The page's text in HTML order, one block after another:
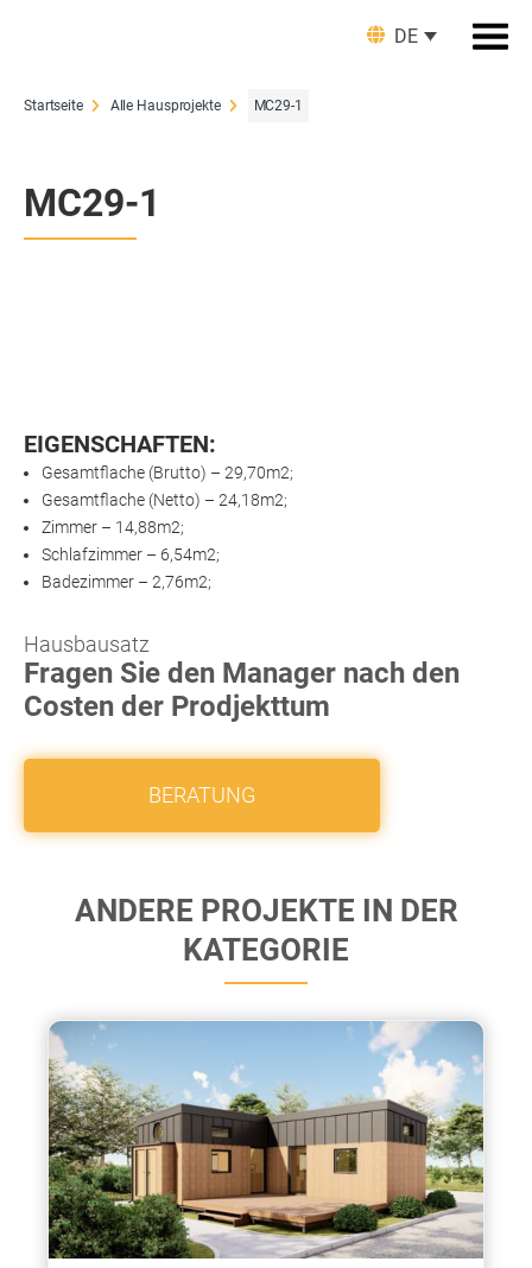
DE
Startseite Alle Hausprojekte МС29-1
МС29-1
EIGENSCHAFTEN:
Gesamtflache (Brutto) – 29,70m2;
Gesamtflache (Netto) – 24,18m2;
Zimmer – 14,88m2;
Schlafzimmer – 6,54m2;
Badezimmer – 2,76m2;
Hausbausatz
Fragen Sie den Manager nach den
Costen der Prodjekttum
BERATUNG
ANDERE PROJEKTE IN DER
KATEGORIE